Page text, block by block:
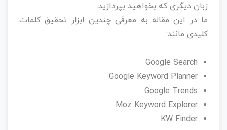
زبان دیگری که بخواهید بپردازید.
ما در این مقاله به معرفی چندین ابزار تحقیق کلمات
کلیدی مانند: